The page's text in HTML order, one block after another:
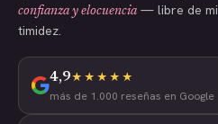
confianza y elocuencia — libre de
timidez.
4,9★★★★★
más de 1.000 reseñas en Google